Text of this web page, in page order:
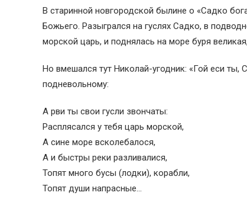
В старинной новгородской былине о «Садко
Божьего. Разыгрался на гуслях Садко, в
морской царь, и поднялась на море буря
Но вмешался тут Николай-угодник: «Гой еси ты,
подневольному:
А рви ты свои гусли звончаты:
Расплясался у тебя царь морской,
А сине море всколебалося,
А и быстры реки разливалися,
Топят много бусы (лодки), корабли,
Топят души напрасные…